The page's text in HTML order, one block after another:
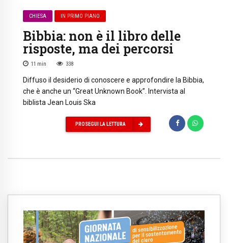
CHIESA IN PRIMO PIANO
Bibbia: non è il libro delle
risposte, ma dei percorsi
11 min 338
Diffuso il desiderio di conoscere e approfondire la Bibbia,
che è anche un “Great Unknown Book”. Intervista al
biblista Jean Louis Ska
PROSEGUI LA LETTURA